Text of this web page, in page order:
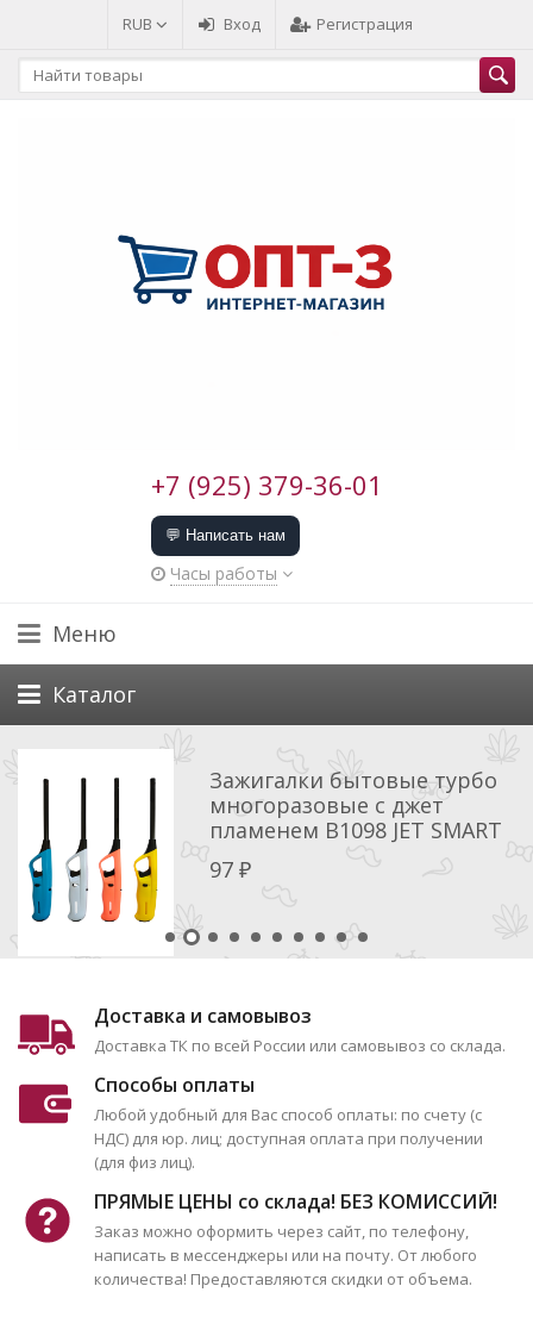
RUB Вход Регистрация
+7 (925) 379-36-01
💬 Написать нам
Часы работы
Меню
Каталог
Зажигалки бытовые турбо
многоразовые с джет
пламенем B1098 JET SMART
97 ₽
Доставка и самовывоз
Доставка ТК по всей России или самовывоз со склада.
Способы оплаты
Любой удобный для Вас способ оплаты: по счету (с
НДС) для юр. лиц; доступная оплата при получении
(для физ лиц).
ПРЯМЫЕ ЦЕНЫ со склада! БЕЗ КОМИССИЙ!
Заказ можно оформить через сайт, по телефону,
написать в мессенджеры или на почту. От любого
количества! Предоставляются скидки от объема.